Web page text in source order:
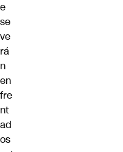
e
se
ve
rá
n
en
fre
nt
ad
os